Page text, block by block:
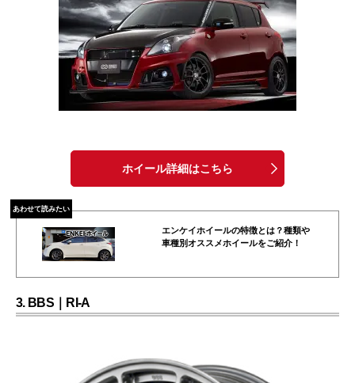
ホイール詳細はこちら
あわせて読みたい
エンケイホイールの特徴とは？種類や
車種別オススメホイールをご紹介！
3. BBS｜RI-A